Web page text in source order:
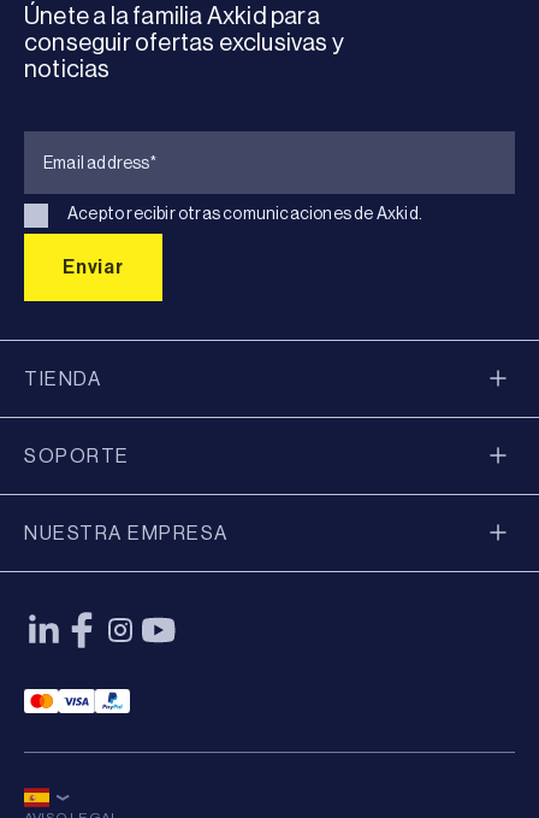
Únete a la familia Axkid para
conseguir ofertas exclusivas y
noticias
Acepto recibir otras comunicaciones de Axkid.
TIENDA
SOPORTE
NUESTRA EMPRESA
Mastercard Payment
Visa Payment
Paypal Payment